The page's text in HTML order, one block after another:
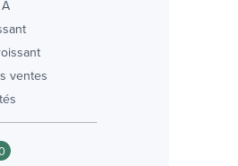
ventes